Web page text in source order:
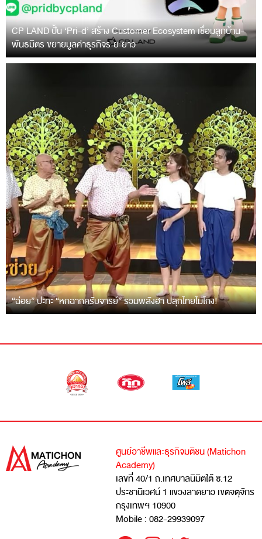
CP LAND ปั้น ‘Pri-d’ สร้าง Customer Ecosystem เชื่อมลูกบ้าน-
พันธมิตร ขยายมูลค่าธุรกิจระยะยาว
“ฉ่อย” ปะทะ “หกฉากครับจารย์” รวมพลังฮา ปลุกไทยไม่โกง!
ศูนย์อาชีพและธุรกิจมติชน (Matichon
Academy)
เลขที่ 40/1 ถ.เทศบาลนิมิตใต้ ซ.12
ประชานิเวศน์ 1 แขวงลาดยาว เขตจตุจักร
กรุงเทพฯ 10900
Mobile : 082-29939097